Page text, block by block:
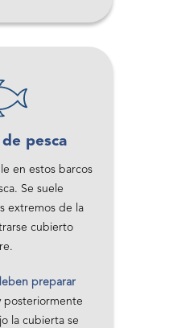
pesca
en estos barcos
Se suele
extremos de la
cubierto
preparar
posteriormente
la cubierta se